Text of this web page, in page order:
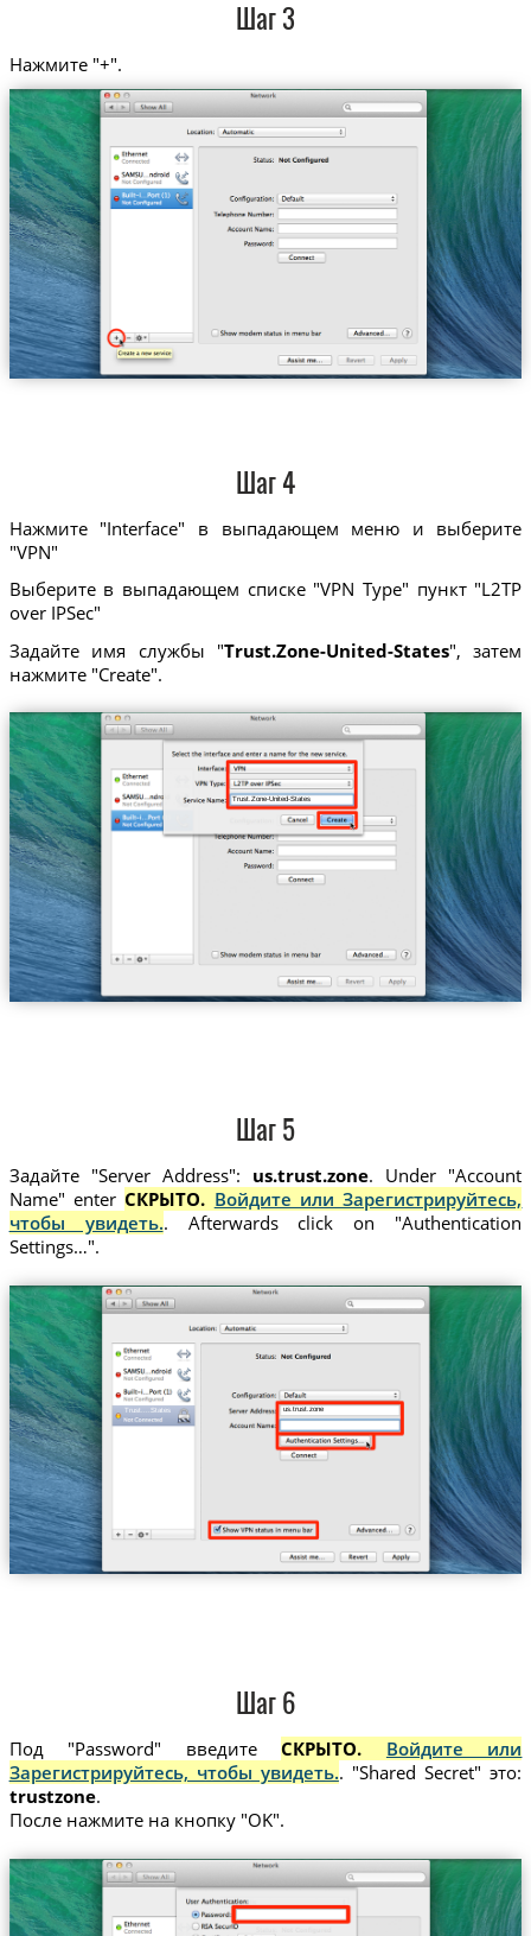
Шаг 3
Нажмите "+".
Шаг 4
Нажмите "Interface" в выпадающем меню и выберите
"VPN"
Выберите в выпадающем списке "VPN Type" пункт "L2TP
over IPSec"
Задайте имя службы "Trust.Zone-United-States", затем
нажмите "Create".
Trust.Zone-United-States
Шаг 5
Задайте "Server Address": us.trust.zone. Under "Account
Name" enterСКРЫТО. Войдите или Зарегистрируйтесь,
чтобы увидеть.. Afterwards click on "Authentication
Settings…".
Trust....States us.trust.zone
Шаг 6
Под "Password" введитеСКРЫТО. Войдите или
Зарегистрируйтесь, чтобы увидеть.. "Shared Secret" это:
trustzone.
После нажмите на кнопку "OK".